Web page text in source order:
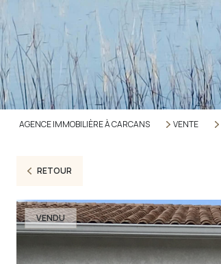
AGENCE IMMOBILIÈRE À CARCANS VENTE
RETOUR
VENDU